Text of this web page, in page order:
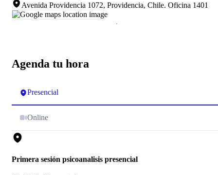
Agenda tu hora
Presencial
Online
Primera sesión psicoanalisis presencial
Avenida Providencia 1072, Providencia, Chile. Oficina 1401